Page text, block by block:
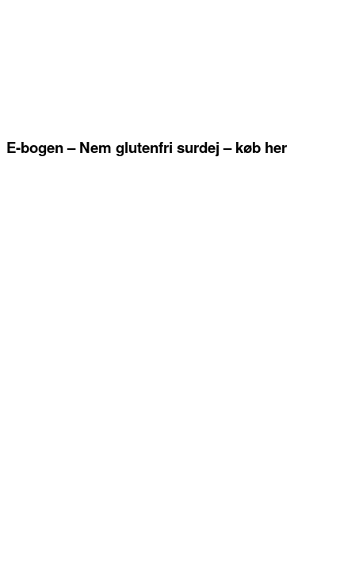
E-bogen – Nem glutenfri surdej – køb her